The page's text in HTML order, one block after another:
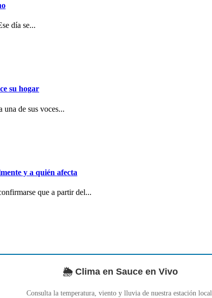
día se...
su hogar
de sus voces...
y a quién afecta
que a partir del...
🌦️ Clima en Sauce en Vivo
Consulta la temperatura, viento y lluvia de nuestra estación local.